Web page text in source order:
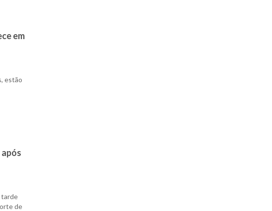
em
estão
tarde
de